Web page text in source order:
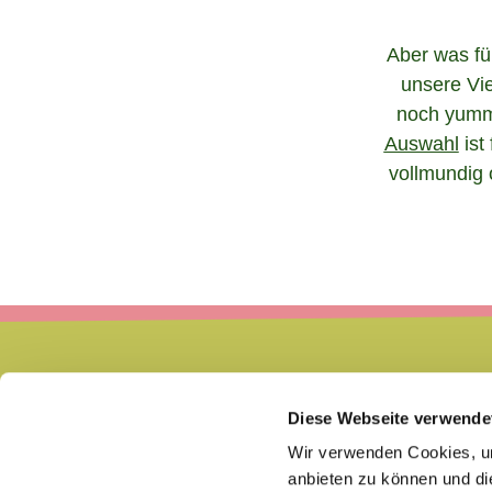
Diese Webseite
Wir verwenden Cookies,
anbieten zu können und
Aber was
unsere
noch
Auswahl ist
vollmundig